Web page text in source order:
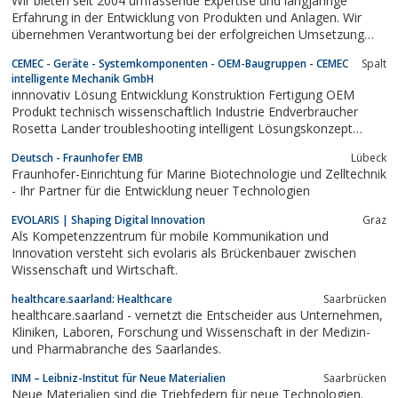
Erfahrung in der Entwicklung von Produkten und Anlagen. Wir
übernehmen Verantwortung bei der erfolgreichen Umsetzung
Anlagenbau & Produktentwicklung - von der Idee bis zum
Produkt.
CEMEC - Geräte - Systemkomponenten - OEM-Baugruppen - CEMEC
intelligente Mechanik GmbH
Spalt
innnovativ Lösung Entwicklung Konstruktion Fertigung OEM
Produkt technisch wissenschaftlich Industrie Endverbraucher
Rosetta Lander troubleshooting intelligent Lösungskonzept
APO Sonnar 1700 optimal Fertigungsergebniss Produkt
technologisch wirtschaftlich...
Deutsch - Fraunhofer EMB Lübeck
Fraunhofer-Einrichtung für Marine Biotechnologie und Zelltechnik
- Ihr Partner für die Entwicklung neuer Technologien
EVOLARIS | Shaping Digital Innovation Graz
Als Kompetenzzentrum für mobile Kommunikation und
Innovation versteht sich evolaris als Brückenbauer zwischen
Wissenschaft und Wirtschaft.
healthcare.saarland: Healthcare Saarbrücken
healthcare.saarland - vernetzt die Entscheider aus Unternehmen,
Kliniken, Laboren, Forschung und Wissenschaft in der Medizin-
und Pharmabranche des Saarlandes.
INM – Leibniz-Institut für Neue Materialien Saarbrücken
Neue Materialien sind die Triebfedern für neue Technologien.